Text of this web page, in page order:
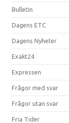
Bulletin
Dagens ETC
Dagens Nyheter
Exakt24
Expressen
Frågor med svar
Frågor utan svar
Fria Tider